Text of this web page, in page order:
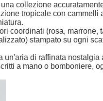
collezione
tropicale con
coordinati (rosa,
stampato su ogni
di raffinata
a mano o bomboniere,